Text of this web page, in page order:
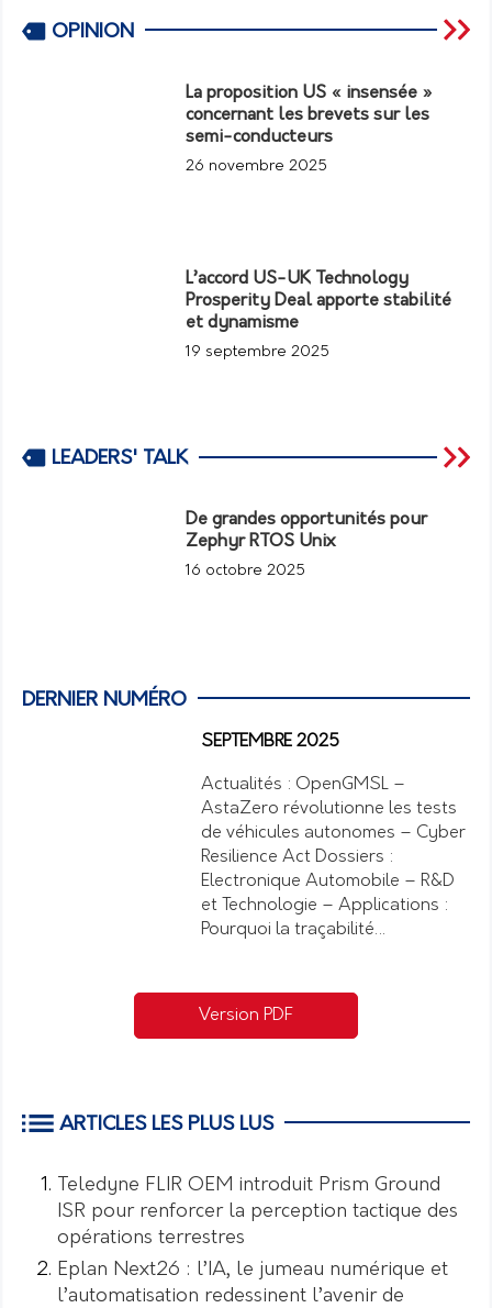
OPINION
La proposition US « insensée »
concernant les brevets sur les
semi-conducteurs
26 novembre 2025
L’accord US-UK Technology
Prosperity Deal apporte stabilité
et dynamisme
19 septembre 2025
LEADERS' TALK
De grandes opportunités pour
Zephyr RTOS Unix
16 octobre 2025
DERNIER NUMÉRO
SEPTEMBRE 2025
Actualités : OpenGMSL –
AstaZero révolutionne les tests
de véhicules autonomes – Cyber
Resilience Act Dossiers :
Electronique Automobile – R&D
et Technologie – Applications :
Pourquoi la traçabilité…
Version PDF
ARTICLES LES PLUS LUS
Teledyne FLIR OEM introduit Prism Ground
ISR pour renforcer la perception tactique des
opérations terrestres
Eplan Next26 : l’IA, le jumeau numérique et
l’automatisation redessinent l’avenir de